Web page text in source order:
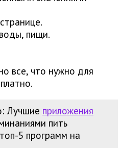
пищи.
все, что нужно для
Лучшие приложения
пить
5 программ на